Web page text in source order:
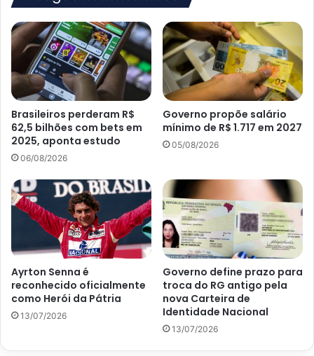
Brasileiros perderam R$
62,5 bilhões com bets em
2025, aponta estudo
06/08/2026
Governo propõe salário
mínimo de R$ 1.717 em 2027
05/08/2026
Ayrton Senna é
reconhecido oficialmente
como Herói da Pátria
13/07/2026
Governo define prazo para
troca do RG antigo pela
nova Carteira de
Identidade Nacional
13/07/2026